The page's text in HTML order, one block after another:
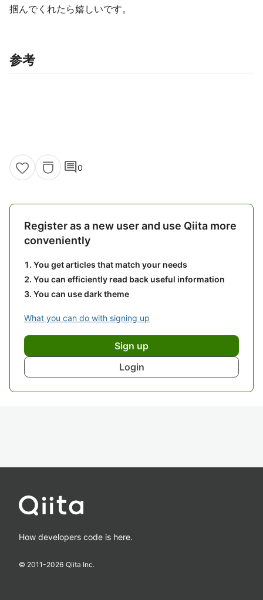
掴んでくれたら嬉しいです。
参考
comment0
Register as a new user and use Qiita more
conveniently
You get articles that match your needs
You can efficiently read back useful information
You can use dark theme
What you can do with signing up
Sign up
Login
How developers code is here.
© 2011-2026 Qiita Inc.